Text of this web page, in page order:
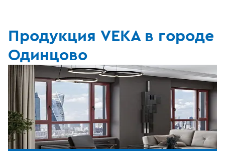
Продукция VEKA в городе
Одинцово